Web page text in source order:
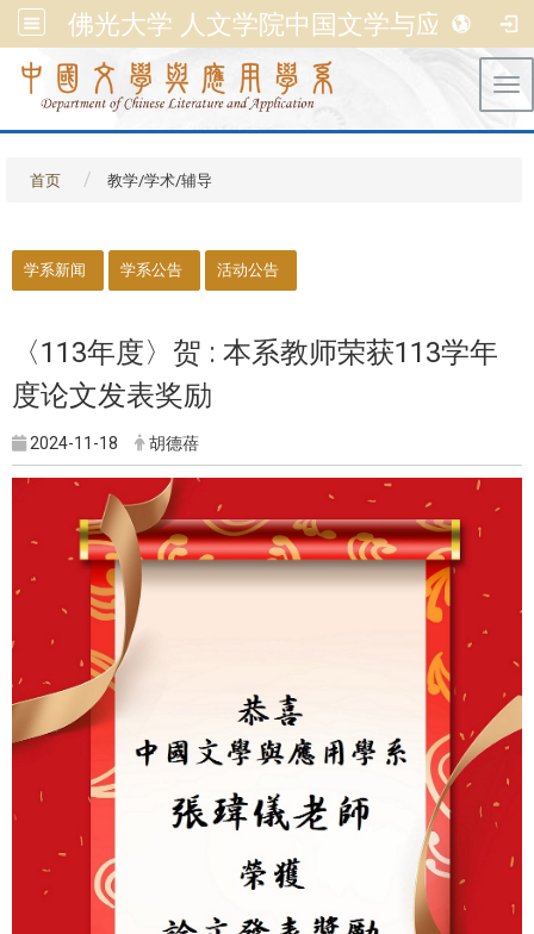
佛光大学 人文学院中国文学与应用学系
首页 教学/学术/辅导
学系新闻 学系公告 活动公告
〈113年度〉贺 : 本系教师荣获113学年
度论文发表奖励
2024-11-18 胡德蓓